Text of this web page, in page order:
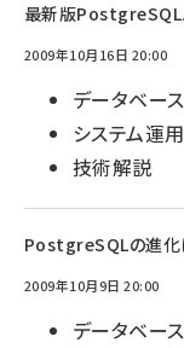
最新版PostgreSQL
2009年10月16日 20:00
データベース
システム運用
技術解説
PostgreSQLの進化
2009年10月9日 20:00
データベース